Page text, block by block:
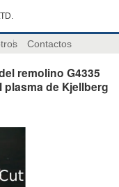
Contactos
remolino G4335
de Kjellberg